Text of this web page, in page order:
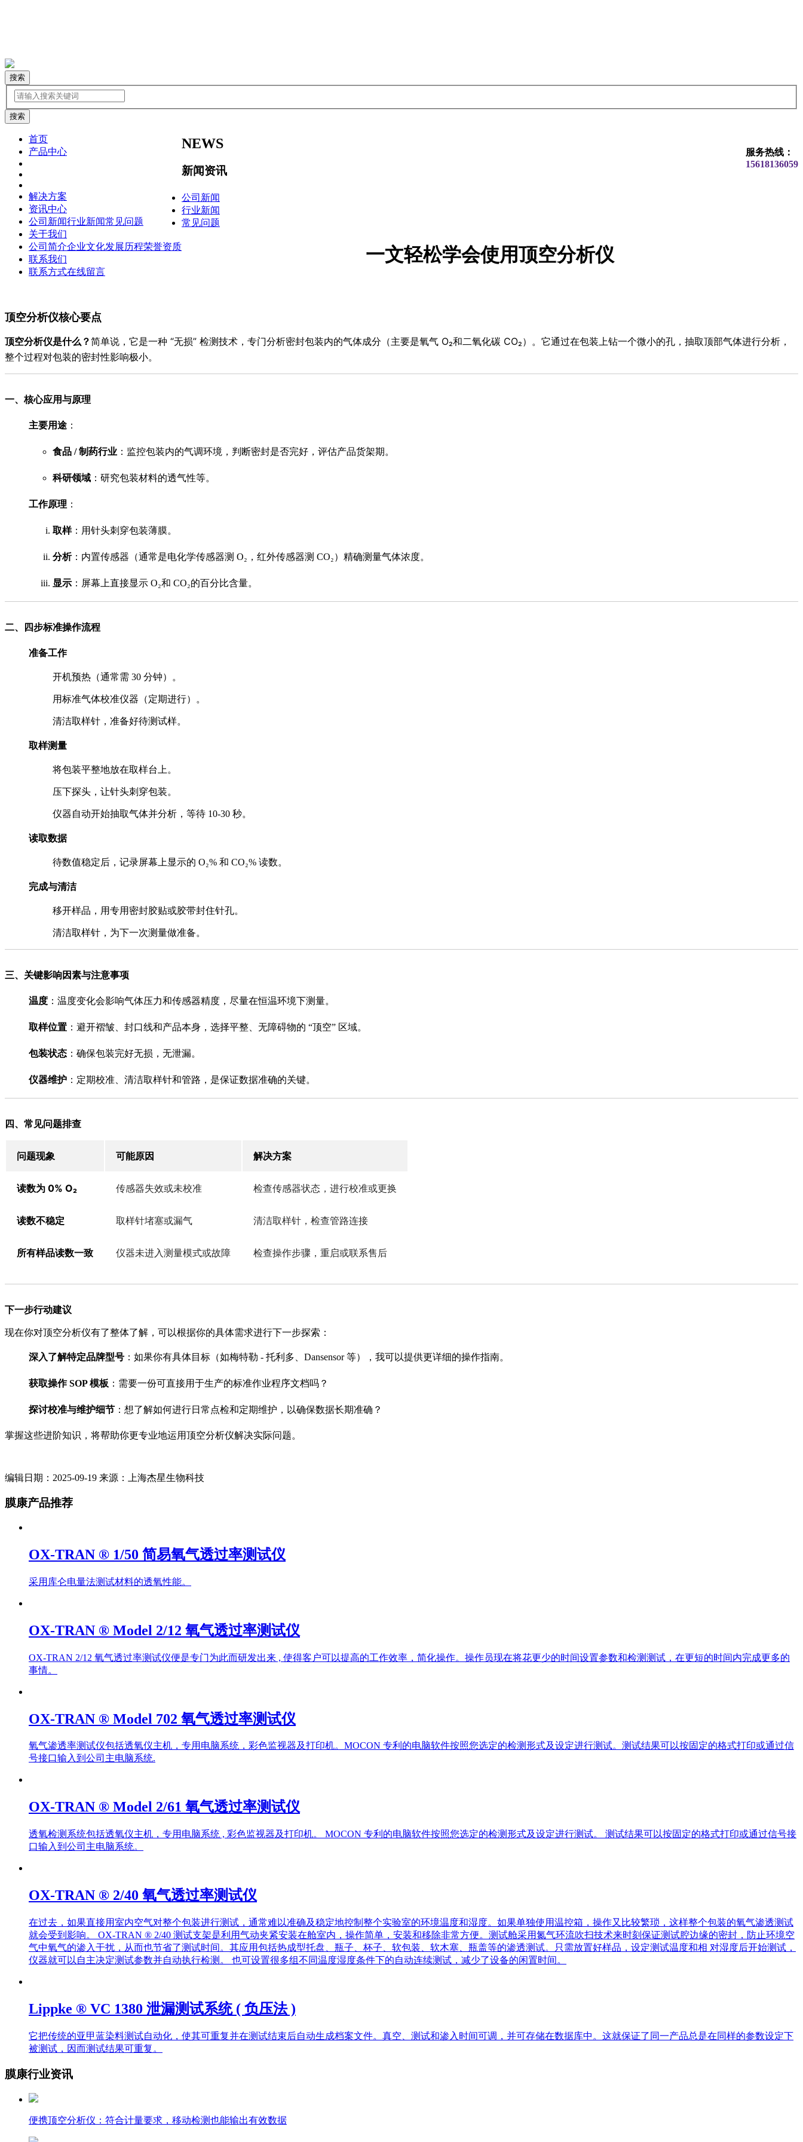
搜索
服务热线：
15618136059
首页
产品中心
解决方案
资讯中心
公司新闻行业新闻常见问题
关于我们
公司简介企业文化发展历程荣誉资质
联系我们
联系方式在线留言
NEWS
新闻资讯
公司新闻
行业新闻
常见问题
一文轻松学会使用顶空分析仪
顶空分析仪核心要点
顶空分析仪是什么？简单说，它是一种 “无损” 检测技术，专门分析密封包装内的气体成分（主要是氧气 O₂和二氧化碳 CO₂）。它通过在包装上钻一个微小的孔，抽取顶部气体进行分析，
整个过程对包装的密封性影响极小。
一、核心应用与原理
主要用途 ：
食品 / 制药行业 ：监控包装内的气调环境，判断密封是否完好，评估产品货架期。
科研领域 ：研究包装材料的透气性等。
工作原理 ：
取样：用针头刺穿包装薄膜。
分析：内置传感器（通常是电化学传感器测 O₂，红外传感器测 CO₂）精确测量气体浓度。
显示 ：屏幕上直接显示 O₂和 CO₂的百分比含量。
二、四步标准操作流程
准备工作
开机预热（通常需 30 分钟）。
用标准气体校准仪器（定期进行）。
清洁取样针，准备好待测试样。
取样测量
将包装平整地放在取样台上。
压下探头，让针头刺穿包装。
仪器自动开始抽取气体并分析，等待 10-30 秒。
读取数据
待数值稳定后，记录屏幕上显示的 O₂% 和 CO₂% 读数。
完成与清洁
移开样品，用专用密封胶贴或胶带封住针孔。
清洁取样针，为下一次测量做准备。
三、关键影响因素与注意事项
温度 ：温度变化会影响气体压力和传感器精度，尽量在恒温环境下测量。
取样位置 ：避开褶皱、封口线和产品本身，选择平整、无障碍物的 “顶空” 区域。
包装状态 ：确保包装完好无损，无泄漏。
仪器维护 ：定期校准、清洁取样针和管路，是保证数据准确的关键。
四、常见问题排查
问题现象 可能原因 解决方案
读数为 0% O₂ 传感器失效或未校准 检查传感器状态，进行校准或更换
读数不稳定 取样针堵塞或漏气 清洁取样针，检查管路连接
所有样品读数一致 仪器未进入测量模式或故障 检查操作步骤，重启或联系售后
下一步行动建议
现在你对顶空分析仪有了整体了解，可以根据你的具体需求进行下一步探索：
深入了解特定品牌型号 ：如果你有具体目标（如梅特勒 - 托利多、Dansensor 等），我可以提供更详细的操作指南。
获取操作 SOP 模板 ：需要一份可直接用于生产的标准作业程序文档吗？
探讨校准与维护细节 ：想了解如何进行日常点检和定期维护，以确保数据长期准确？
掌握这些进阶知识，将帮助你更专业地运用顶空分析仪解决实际问题。
编辑日期：2025-09-19 来源：上海杰星生物科技
膜康产品推荐
OX-TRAN ® 1/50 简易氧气透过率测试仪
采用库仑电量法测试材料的透氧性能。
OX-TRAN ® Model 2/12 氧气透过率测试仪
OX-TRAN 2/12 氧气透过率测试仪便是专门为此而研发出来 , 使得客户可以提高的工作效率，简化操作。操作员现在将花更少的时间设置参数和检测测试，在更短的时间内完成更多的
事情。
OX-TRAN ® Model 702 氧气透过率测试仪
氧气渗透率测试仪包括透氧仪主机，专用电脑系统，彩色监视器及打印机。MOCON 专利的电脑软件按照您选定的检测形式及设定进行测试。测试结果可以按固定的格式打印或通过信
号接口输入到公司主电脑系统.
OX-TRAN ® Model 2/61 氧气透过率测试仪
透氧检测系统包括透氧仪主机，专用电脑系统 , 彩色监视器及打印机。 MOCON 专利的电脑软件按照您选定的检测形式及设定进行测试。 测试结果可以按固定的格式打印或通过信号接
口输入到公司主电脑系统。
OX-TRAN ® 2/40 氧气透过率测试仪
在过去，如果直接用室内空气对整个包装进行测试，通常难以准确及稳定地控制整个实验室的环境温度和湿度。如果单独使用温控箱，操作又比较繁琐，这样整个包装的氧气渗透测试
就会受到影响。 OX-TRAN ® 2/40 测试支架是利用气动夹紧安装在舱室内，操作简单，安装和移除非常方便。测试舱采用氮气环流吹扫技术来时刻保证测试腔边缘的密封，防止环境空
气中氧气的渗入干扰，从而也节省了测试时间。其应用包括热成型托盘、瓶子、杯子、软包装、软木塞、瓶盖等的渗透测试。只需放置好样品，设定测试温度和相 对湿度后开始测试，
仪器就可以自主决定测试参数并自动执行检测。 也可设置很多组不同温度湿度条件下的自动连续测试，减少了设备的闲置时间。
Lippke ® VC 1380 泄漏测试系统 ( 负压法 )
它把传统的亚甲蓝染料测试自动化，使其可重复并在测试结束后自动生成档案文件。真空、测试和渗入时间可调，并可存储在数据库中。这就保证了同一产品总是在同样的参数设定下
被测试，因而测试结果可重复。
膜康行业资讯
便携顶空分析仪：符合计量要求，移动检测也能输出有效数据